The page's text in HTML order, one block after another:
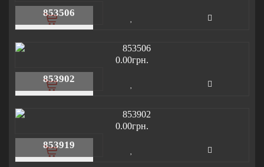
853506
0.00грн.
853902
0.00грн.
853919